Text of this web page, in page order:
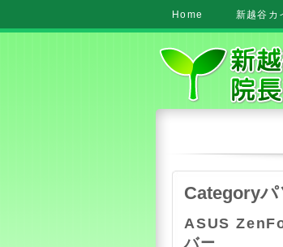
Home 新越谷
Category
ASUS
バー